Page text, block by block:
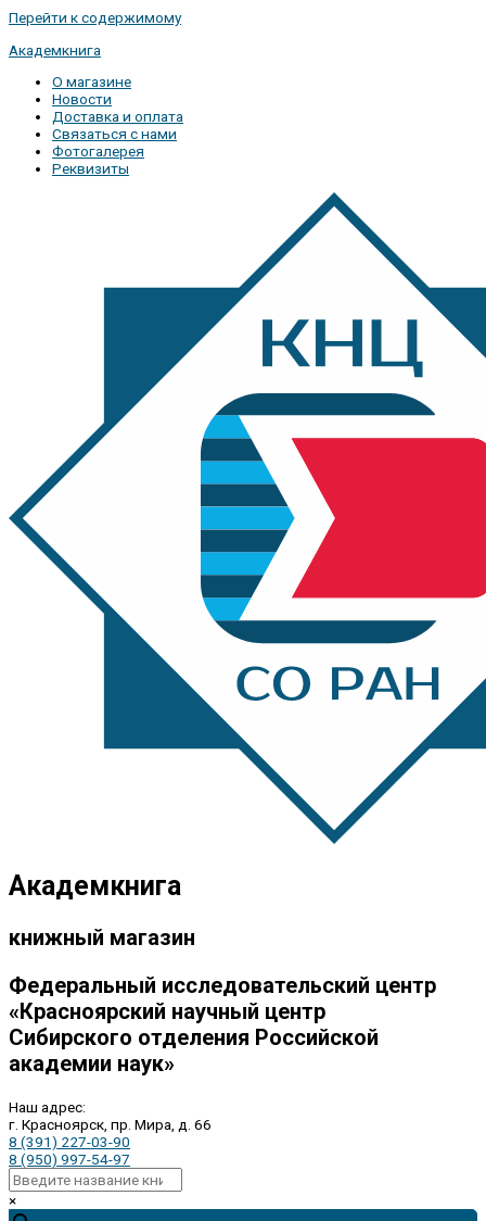
Перейти к содержимому
Академкнига
О магазине
Новости
Доставка и оплата
Связаться с нами
Фотогалерея
Реквизиты
Академкнига
книжный магазин
Федеральный исследовательский центр
«Красноярский научный центр
Сибирского отделения Российской
академии наук»
Наш адрес:
г. Красноярск, пр. Мира, д. 66
8 (391) 227-03-90
8 (950) 997-54-97
×